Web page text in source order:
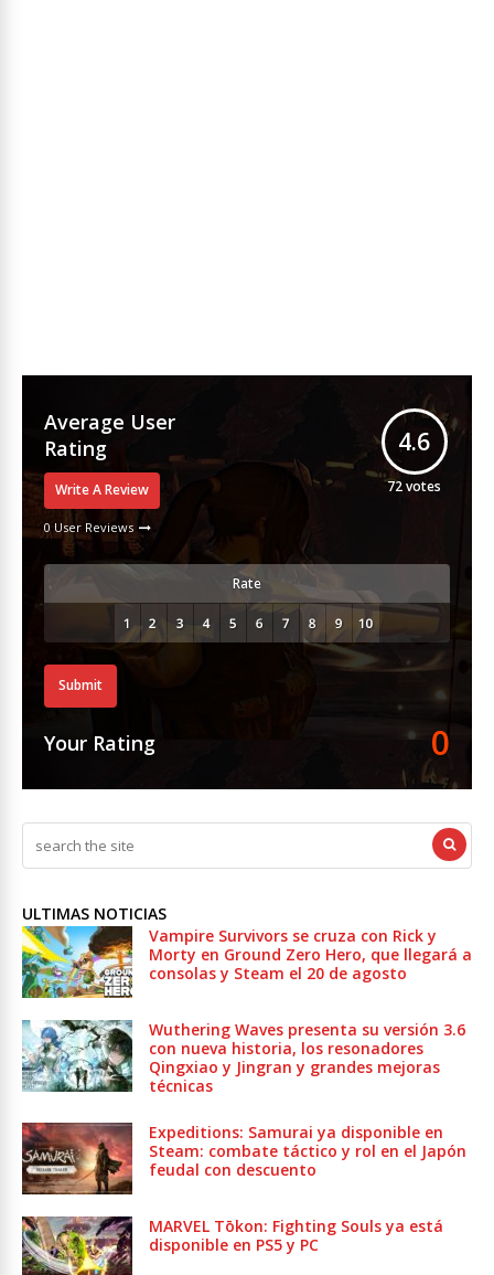
Average User
Rating
Write A Review
0 User Reviews
4.6
72votes
Rate
Submit
Your Rating 0
ULTIMAS NOTICIAS
Vampire Survivors se cruza con Rick y
Morty en Ground Zero Hero, que llegará a
consolas y Steam el 20 de agosto
Wuthering Waves presenta su versión 3.6
con nueva historia, los resonadores
Qingxiao y Jingran y grandes mejoras
técnicas
Expeditions: Samurai ya disponible en
Steam: combate táctico y rol en el Japón
feudal con descuento
MARVEL Tōkon: Fighting Souls ya está
disponible en PS5 y PC